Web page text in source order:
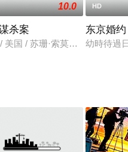
饰）生性喜爱冒险，
10.0
杀案
美国 / 苏珊·索莫斯,蒂莫西·布
HD
东京婚约
幼時待過